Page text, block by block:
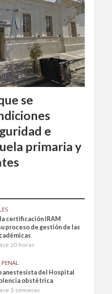
se
e
primaria y
la certificación IRAM
proceso de gestión de las
20 horas
anestesista del Hospital
obstétrica
3 semanas